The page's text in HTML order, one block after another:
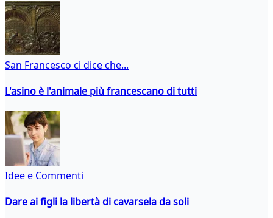
San Francesco ci dice che...
L'asino è l'animale più francescano di tutti
Idee e Commenti
Dare ai figli la libertà di cavarsela da soli